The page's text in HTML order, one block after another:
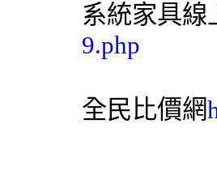
系統家具線
9.php
全民比價網